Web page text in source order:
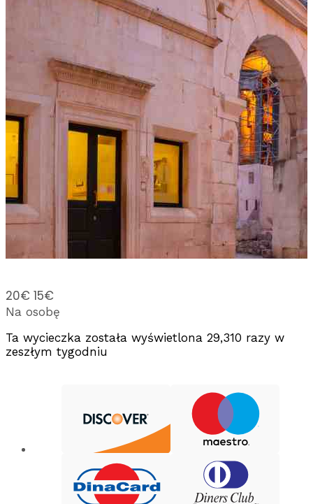
20€ 15€
Na osobę
Ta wycieczka została wyświetlona 29,310 razy w
zeszłym tygodniu